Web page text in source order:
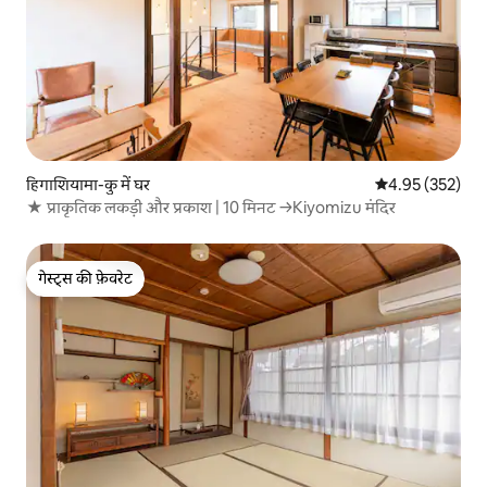
हिगाशियामा-कु में घर औसत रेटिंग 5 में से
4.95 (352)
★ प्राकृतिक लकड़ी और प्रकाश | 10 मिनट →Kiyomizu मंदिर
गेस्ट्स की फ़ेवरेट
गेस्ट्स की फ़ेवरेट